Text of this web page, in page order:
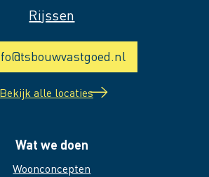
Rijssen
Bekijk alle locaties
Wat we doen
Woonconcepten